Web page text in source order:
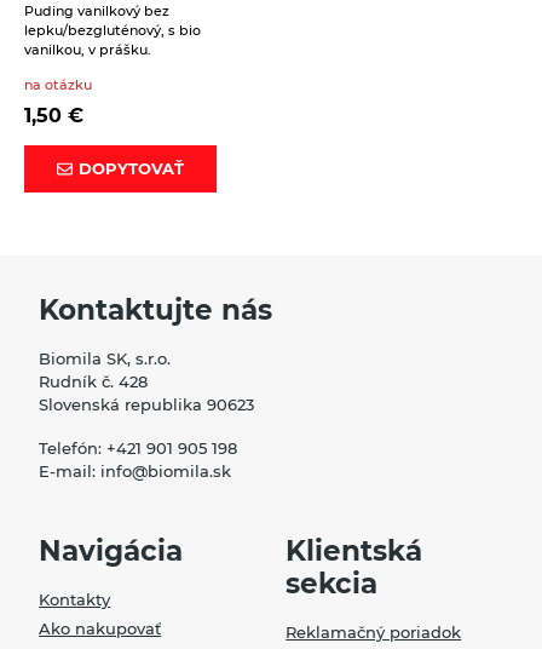
Puding vanilkový bez
lepku/bezgluténový, s bio
vanilkou, v prášku.
na otázku
1,50 €
DOPYTOVAŤ
Kontaktujte nás
Biomila SK, s.r.o.
Rudník č. 428
Slovenská republika 90623
Telefón: +421 901 905 198
E-mail: info@biomila.sk
Navigácia
Kontakty
Ako nakupovať
Klientská
sekcia
Reklamačný poriadok